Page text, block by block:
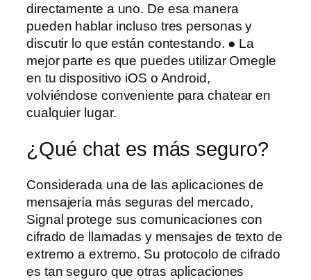
directamente a uno. De esa manera
pueden hablar incluso tres personas y
discutir lo que están contestando. ● La
mejor parte es que puedes utilizar Omegle
en tu dispositivo iOS o Android,
volviéndose conveniente para chatear en
cualquier lugar.
¿Qué chat es más seguro?
Considerada una de las aplicaciones de
mensajería más seguras del mercado,
Signal protege sus comunicaciones con
cifrado de llamadas y mensajes de texto de
extremo a extremo. Su protocolo de cifrado
es tan seguro que otras aplicaciones